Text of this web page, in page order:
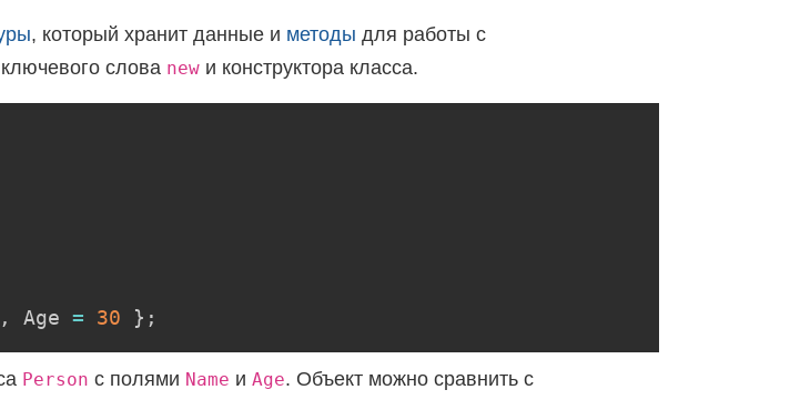
, который хранит данные и методы для работы с
слова new и конструктора класса.
, Age = 30 } ;
Person с полями Name и Age. Объект можно сравнить с